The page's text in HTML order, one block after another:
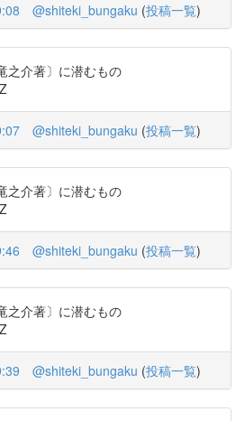
@shiteki_bungaku (投稿一覧)
之介著〕に潜むもの
@shiteki_bungaku (投稿一覧)
之介著〕に潜むもの
@shiteki_bungaku (投稿一覧)
之介著〕に潜むもの
@shiteki_bungaku (投稿一覧)